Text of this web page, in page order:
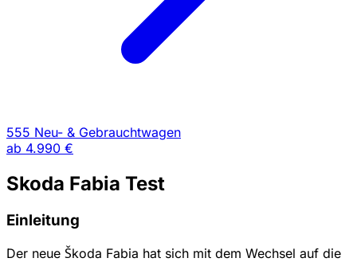
555 Neu- & Gebrauchtwagen
ab 4.990 €
Skoda Fabia Test
Einleitung
Der neue Škoda Fabia hat sich mit dem Wechsel auf die